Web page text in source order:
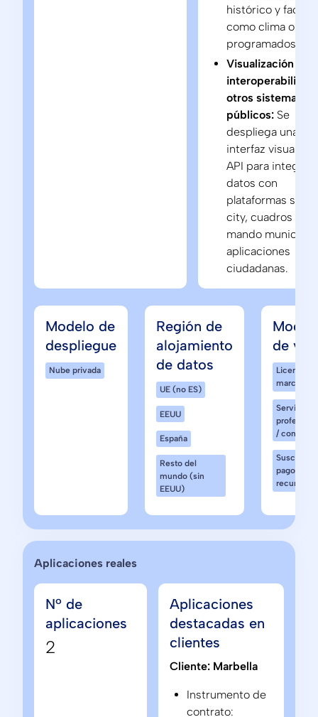
histórico y
como clima o
programados.
Visualización e
interoperabilidad
otros sistemas
públicos: Se
despliega una
interfaz visual y
API para integrar
datos con
plataformas
city, cuadros de
mando
aplicaciones
ciudadanas.
Modelo de
despliegue
Nube privada
Región de
alojamiento
de datos
UE (no ES)
EEUU
España
Resto del
mundo (sin
EEUU)
de
Licencia /
marca
Servicios
/
pago
recurrente
Aplicaciones reales
Nº de
aplicaciones
2
Aplicaciones
destacadas en
clientes
Cliente: Marbella
Instrumento de
contrato: